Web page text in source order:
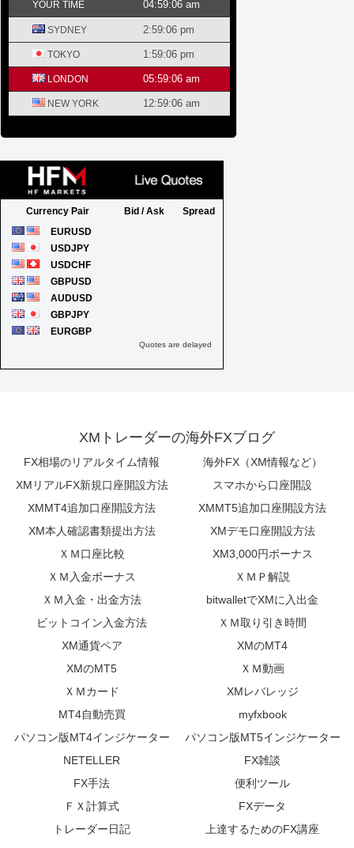
XMトレーダーの海外FXブログ
FX相場のリアルタイム情報
海外FX（XM情報など）
XMリアルFX新規口座開設方法
スマホから口座開設
XMMT4追加口座開設方法
XMMT5追加口座開設方法
XM本人確認書類提出方法
XMデモ口座開設方法
ＸＭ口座比較
XM3,000円ボーナス
ＸＭ入金ボーナス
ＸＭＰ解説
ＸＭ入金・出金方法
bitwalletでXMに入出金
ビットコイン入金方法
ＸＭ取り引き時間
XM通貨ペア
XMのMT4
XMのMT5
ＸＭ動画
ＸＭカード
XMレバレッジ
MT4自動売買
myfxbook
パソコン版MT4インジケーター
パソコン版MT5インジケーター
NETELLER
FX雑談
FX手法
便利ツール
ＦＸ計算式
FXデータ
トレーダー日記
上達するためのFX講座